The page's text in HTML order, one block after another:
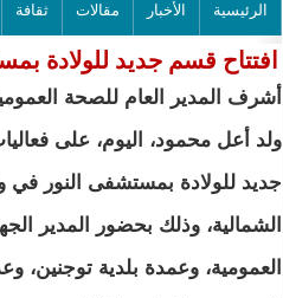
الرئيسية الأخبار مقالات ثقافة
افتتاح قسم جديد للولادة
أشرف المدير العام للصحة
ولد أعل محمود، اليوم، على
جديد للولادة بمستشفى النور في
الشمالية، وذلك بحضور المدير
العمومية، وعمدة بلدية توجنين،